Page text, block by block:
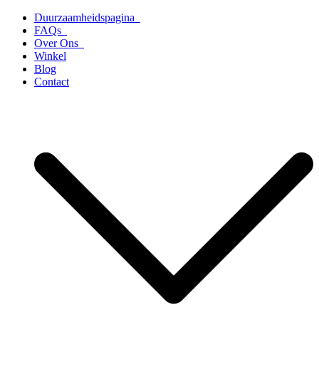
naar
inhoud
Duurzaamheidspagina
FAQs
Over Ons
Winkel
Blog
Contact